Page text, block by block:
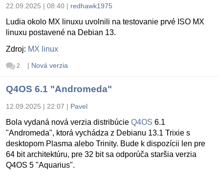
22.09.2025 | 08:40 | redhawk1975
Ludia okolo MX linuxu uvolnili na testovanie prvé ISO MX
linuxu postavené na Debian 13.
Zdroj: MX linux
2 | Nová verzia
Q4OS 6.1 "Andromeda"
12.09.2025 | 22:07 | Pavel
Bola vydaná nová verzia distribúcie Q4OS 6.1
"Andromeda", ktorá vychádza z Debianu 13.1 Trixie s
desktopom Plasma alebo Trinity. Bude k dispozícii len pre
64 bit architektúru, pre 32 bit sa odporúča staršia verzia
Q4OS 5 "Aquarius".